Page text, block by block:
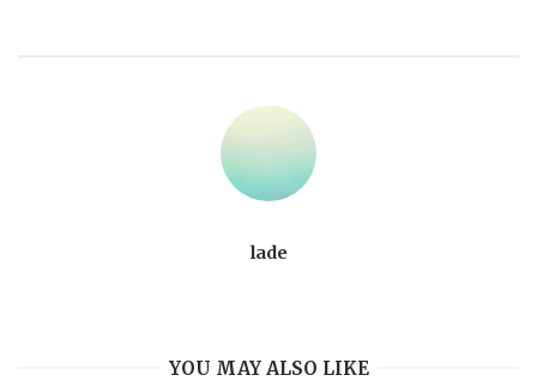
lade
YOU MAY ALSO LIKE